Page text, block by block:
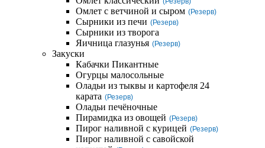
Омлет с ветчиной и сыром (Резерв)
Сырники из печи (Резерв)
Сырники из творога
Яичница глазунья (Резерв)
Закуски
Кабачки Пикантные
Огурцы малосольные
Оладьи из тыквы и картофеля 24
карата (Резерв)
Оладьи печёночные
Пирамидка из овощей (Резерв)
Пирог наливной с курицей (Резерв)
Пирог наливной с савойской